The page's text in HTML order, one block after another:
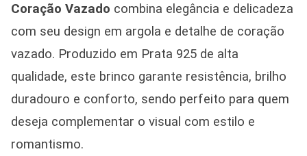
Coração Vazado combina elegância e delicadeza
com seu design em argola e detalhe de coração
vazado. Produzido em Prata 925 de alta
qualidade, este brinco garante resistência, brilho
duradouro e conforto, sendo perfeito para quem
deseja complementar o visual com estilo e
romantismo.